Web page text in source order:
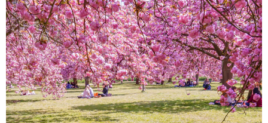
About